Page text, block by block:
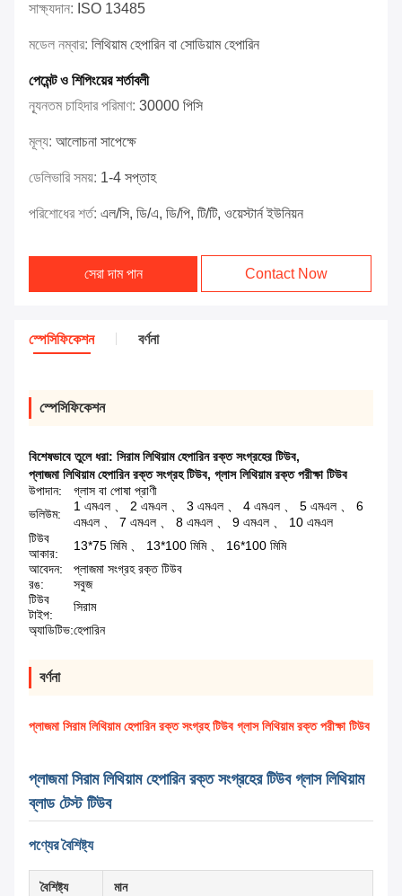
সাক্ষ্যদান: ISO 13485
মডেল নম্বার: লিথিয়াম হেপারিন বা সোডিয়াম হেপারিন
পেমেন্ট ও শিপিংয়ের শর্তাবলী
ন্যূনতম চাহিদার পরিমাণ: 30000 পিসি
মূল্য: আলোচনা সাপেক্ষে
ডেলিভারি সময়: 1-4 সপ্তাহ
পরিশোধের শর্ত: এল/সি, ডি/এ, ডি/পি, টি/টি, ওয়েস্টার্ন ইউনিয়ন
সেরা দাম পান Contact Now
স্পেসিফিকেশন বর্ণনা
স্পেসিফিকেশন
বিশেষভাবে তুলে ধরা: সিরাম লিথিয়াম হেপারিন রক্ত সংগ্রহের টিউব,
প্লাজমা লিথিয়াম হেপারিন রক্ত সংগ্রহ টিউব, গ্লাস লিথিয়াম রক্ত পরীক্ষা টিউব
উপাদান:
গ্লাস বা পোষা প্রাণী
ভলিউম:
1 এমএল 、 2 এমএল 、 3 এমএল 、 4 এমএল 、 5 এমএল 、 6
এমএল 、 7 এমএল 、 8 এমএল 、 9 এমএল 、 10 এমএল
টিউব
আকার:
13*75 মিমি 、 13*100 মিমি 、 16*100 মিমি
আবেদন:
প্লাজমা সংগ্রহ রক্ত টিউব
রঙ:
সবুজ
টিউব
টাইপ:
সিরাম
অ্যাডিটিভ:হেপারিন
বর্ণনা
প্লাজমা সিরাম লিথিয়াম হেপারিন রক্ত সংগ্রহ টিউব গ্লাস লিথিয়াম রক্ত পরীক্ষা টিউব
প্লাজমা সিরাম লিথিয়াম হেপারিন রক্ত সংগ্রহের টিউব গ্লাস লিথিয়াম
ব্লাড টেস্ট টিউব
পণ্যের বৈশিষ্ট্য
বৈশিষ্ট্য মান